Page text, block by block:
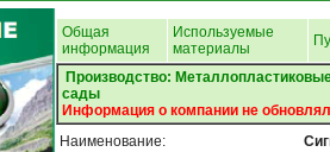
Общая
информация
Используемые
материалы
Производство:
сады
Информация о компании не
Наименование: